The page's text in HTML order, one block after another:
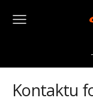
Kontaktu